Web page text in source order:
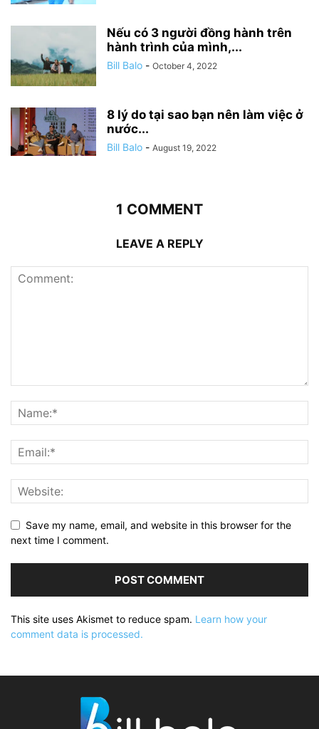
Nếu có 3 người đồng hành trên
hành trình của mình,...
Bill Balo - October 4, 2022
8 lý do tại sao bạn nên làm việc ở
nước...
Bill Balo - August 19, 2022
1 COMMENT
LEAVE A REPLY
Save my name, email, and website in this browser for the
next time I comment.
This site uses Akismet to reduce spam. Learn how your
comment data is processed.